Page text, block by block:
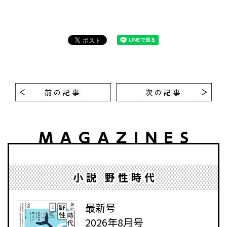
前の記事 次の記事
小説 野性時代
最新号
2026年8月号